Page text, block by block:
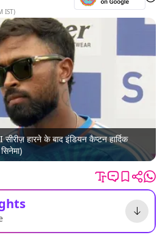
IST)
हारने के बाद इंडियन कैप्टन हार्दिक